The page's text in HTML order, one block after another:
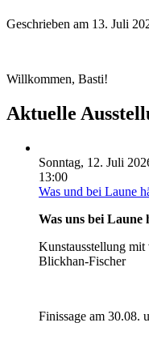
Geschrieben am 13. Juli
Willkommen, Basti!
Aktuelle
Sonntag, 12. Juli
13:00
Was und bei Laune
Was uns bei Laune
Kunstausstellung
Blickhan-Fischer
Finissage am 30.08.